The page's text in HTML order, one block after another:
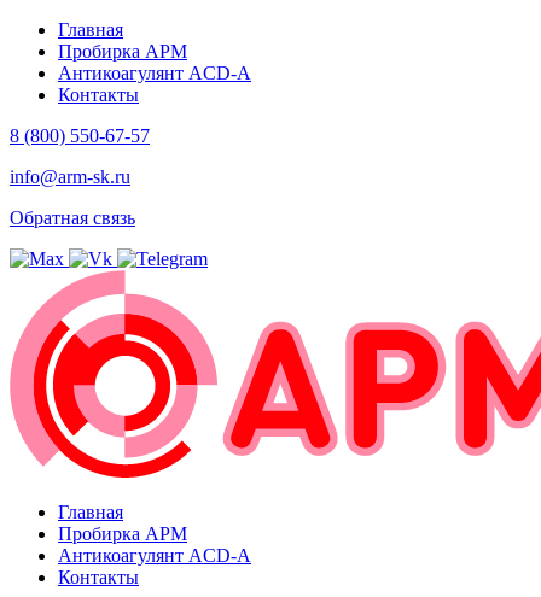
Главная
Пробирка АРМ
Антикоагулянт ACD-A
Контакты
8 (800) 550-67-57
info@arm-sk.ru
Обратная связь
Главная
Пробирка АРМ
Антикоагулянт ACD-A
Контакты